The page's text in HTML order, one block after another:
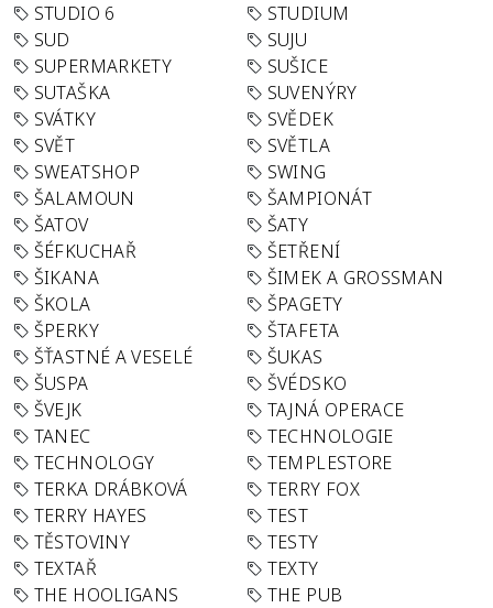
STUDIO 6
STUDIUM
SUD
SUJU
SUPERMARKETY
SUŠICE
SUTAŠKA
SUVENÝRY
SVÁTKY
SVĚDEK
SVĚT
SVĚTLA
SWEATSHOP
SWING
ŠALAMOUN
ŠAMPIONÁT
ŠATOV
ŠATY
ŠÉFKUCHAŘ
ŠETŘENÍ
ŠIKANA
ŠIMEK A GROSSMAN
ŠKOLA
ŠPAGETY
ŠPERKY
ŠTAFETA
ŠŤASTNÉ A VESELÉ
ŠUKAS
ŠUSPA
ŠVÉDSKO
ŠVEJK
TAJNÁ OPERACE
TANEC
TECHNOLOGIE
TECHNOLOGY
TEMPLESTORE
TERKA DRÁBKOVÁ
TERRY FOX
TERRY HAYES
TEST
TĚSTOVINY
TESTY
TEXTAŘ
TEXTY
THE HOOLIGANS
THE PUB